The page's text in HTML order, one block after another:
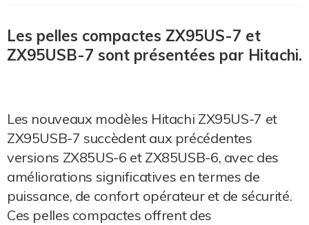
Les pelles compactes ZX95US-7 et
ZX95USB-7 sont présentées par Hitachi.
Les nouveaux modèles Hitachi ZX95US-7 et
ZX95USB-7 succèdent aux précédentes
versions ZX85US-6 et ZX85USB-6, avec des
améliorations significatives en termes de
puissance, de confort opérateur et de sécurité.
Ces pelles compactes offrent des